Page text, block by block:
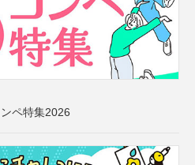
ペ特集2026